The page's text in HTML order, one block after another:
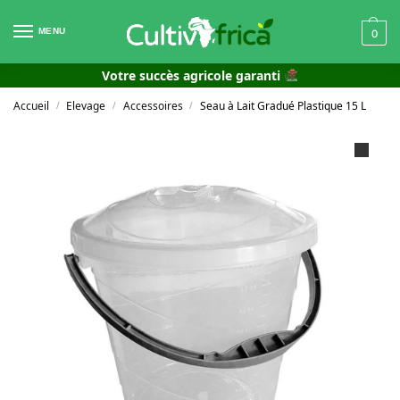
MENU 0
Votre succès agricole garanti
Accueil / Elevage / Accessoires / Seau à Lait Gradué Plastique 15 L